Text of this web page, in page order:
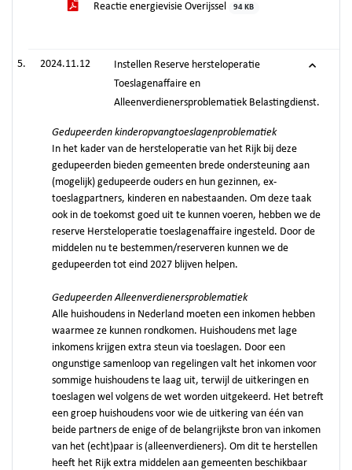
Reactie energievisie Overijssel 94 KB
2024.11.12
Instellen Reserve hersteloperatie
Toeslagenaffaire en
Alleenverdienersproblematiek Belastingdienst.
Gedupeerden kinderopvangtoeslagenproblematiek
In het kader van de hersteloperatie van het Rijk bij deze
gedupeerden bieden gemeenten brede ondersteuning aan
(mogelijk) gedupeerde ouders en hun gezinnen, ex-
toeslagpartners, kinderen en nabestaanden. Om deze taak
ook in de toekomst goed uit te kunnen voeren, hebben we de
reserve Hersteloperatie toeslagenaffaire ingesteld. Door de
middelen nu te bestemmen/reserveren kunnen we de
gedupeerden tot eind 2027 blijven helpen.
Gedupeerden Alleenverdienersproblematiek
Alle huishoudens in Nederland moeten een inkomen hebben
waarmee ze kunnen rondkomen. Huishoudens met lage
inkomens krijgen extra steun via toeslagen. Door een
ongunstige samenloop van regelingen valt het inkomen voor
sommige huishoudens te laag uit, terwijl de uitkeringen en
toeslagen wel volgens de wet worden uitgekeerd. Het betreft
een groep huishoudens voor wie de uitkering van één van
beide partners de enige of de belangrijkste bron van inkomen
van het (echt)paar is (alleenverdieners). Om dit te herstellen
heeft het Rijk extra middelen aan gemeenten beschikbaar